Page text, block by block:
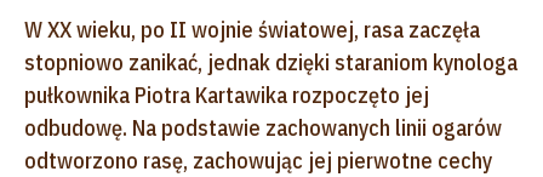
W XX wieku, po II wojnie światowej, rasa zaczęła
stopniowo zanikać, jednak dzięki staraniom kynologa
pułkownika Piotra Kartawika rozpoczęto jej
odbudowę. Na podstawie zachowanych linii ogarów
odtworzono rasę, zachowując jej pierwotne cechy